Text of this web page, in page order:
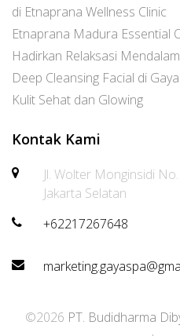
di Etnaprana Wellness Clinic
Etnaprana Madura Essential
Hadirkan Relaksasi Mendalam
Deep Cleansing Facial di
Kulit Sehat dan Glowing
Kontak Kami
Jl. Wolter Monginsidi
Jakarta Selatan
+62217267648
©2026 PT. Budidharma